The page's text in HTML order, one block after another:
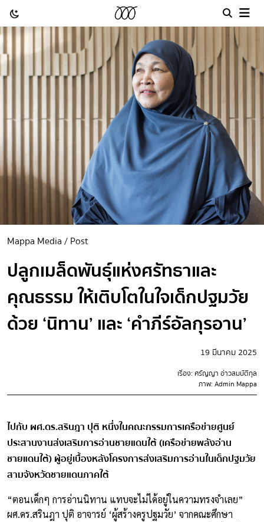
Mappa Media / Post
ปลูกเมล็ดพันธุ์แห่งศรัทธาและ
คุณธรรม ให้เติบโตในใจเด็กปฐมวัย
ด้วย ‘นิทาน’ และ ‘คำภีร์อัลกุรอาน’
19 มีนาคม 2025
เรื่อง: ศรัญญา อ่าวสมบัติกุล
ภาพ: Admin Mappa
ไปกับ ผศ.ดร.สรินฎา ปุติ หนึ่งในคณะกรรมการเครือข่ายศูนย์
ประสานงานส่งเสริมการอ่านชายแดนใต้ (เครือข่ายพลังอ่าน
ชายแดนใต้) ผู้อยู่เบื้องหลังโครงการส่งเสริมการอ่านในเด็กปฐมวัย
สามจังหวัดชายแดนภาคใต้
“ตอนเด็กๆ การอ่านนิทาน แทบจะไม่ได้อยู่ในความทรงจำเลย”
ผศ.ดร.สรินฎา ปุติ อาจารย์ ‘ผู้สร้างครูปฐมวัย’ จากคณะศึกษา